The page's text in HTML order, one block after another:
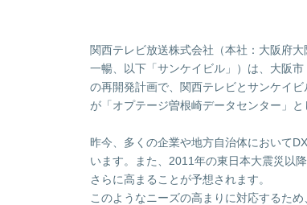
関西テレビ放送株式会社（本社：大阪府
一暢、以下「サンケイビル」）は、大阪
の再開発計画で、関西テレビとサンケイ
が「オプテージ曽根崎データセンター」と
昨今、多くの企業や地方自治体において
います。また、2011年の東日本大震災以
さらに高まることが予想されます。
このようなニーズの高まりに対応するた